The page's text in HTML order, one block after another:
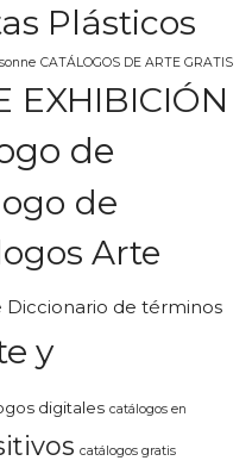
Plásticos
CATÁLOGOS DE ARTE GRATIS
EXHIBICIÓN
de
de
Arte
Diccionario de términos
y
digitales catálogos en
catálogos gratis